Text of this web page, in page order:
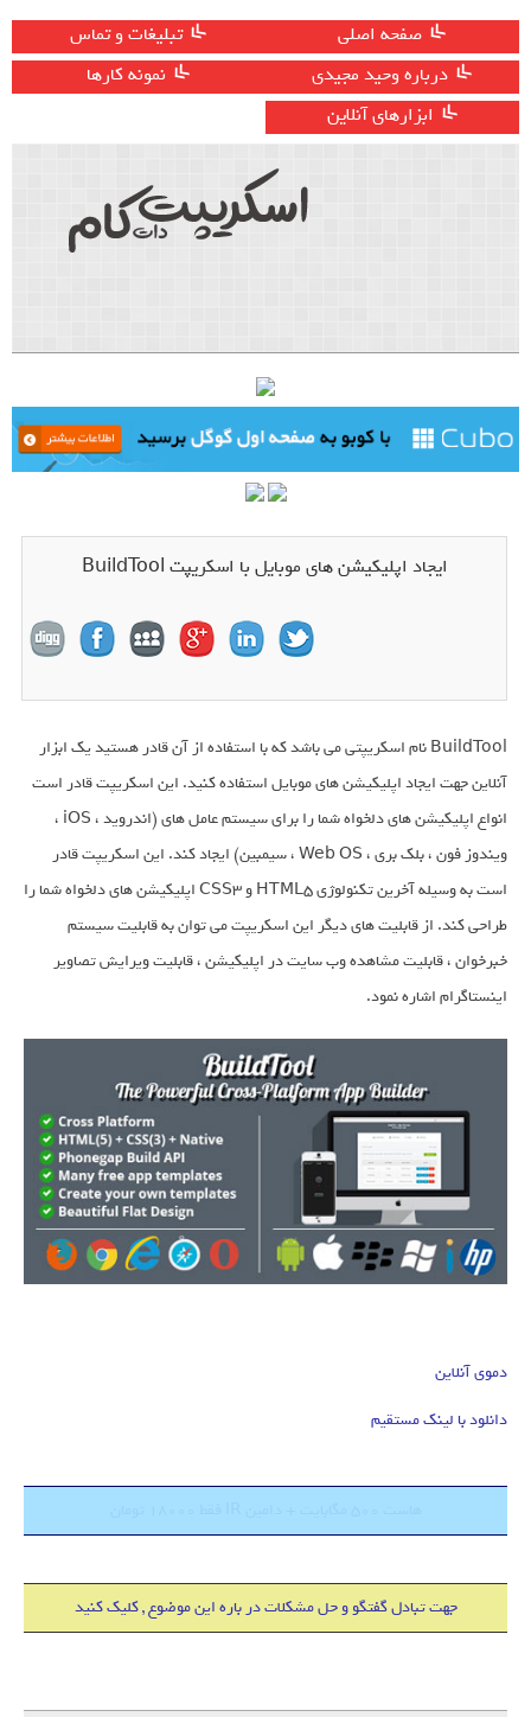
صفحه اصلی
تبلیغات و تماس
درباره وحید مجیدی
نمونه کارها
ابزارهای آنلاین
ایجاد اپلیکیشن های موبایل با اسکریپت BuildTool
BuildTool نام اسکریپتی می باشد که با استفاده از آن قادر هستید یک ابزار
آنلاین جهت ایجاد اپلیکیشن های موبایل استفاده کنید. این اسکریپت قادر است
انواع اپلیکیشن های دلخواه شما را برای سیستم عامل های (اندروید ، iOS ،
ویندوز فون ، بلک بری ، Web OS ، سیمبین) ایجاد کند. این اسکریپت قادر
است به وسیله آخرین تکنولوژی HTML5 و CSS3 اپلیکیشن های دلخواه شما را
طراحی کند. از قابلیت های دیگر این اسکریپت می توان به قابلیت سیستم
خبرخوان ، قابلیت مشاهده وب سایت در اپلیکیشن ، قابلیت ویرایش تصاویر
اینستاگرام اشاره نمود.
دموی آنلاین
دانلود با لینک مستقیم
جهت تبادل گفتگو و حل مشکلات در باره این موضوع , کلیک کنید